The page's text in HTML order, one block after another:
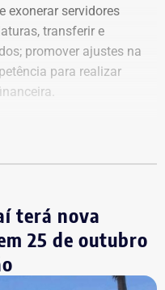
— ex-secretária
Roberto de Oliveira
Territorial), nome de
a saída do
exonerar servidores
transferir e
promover ajustes na
para realizar
Simões para a
Flávio
Leão na
terá nova
25 de outubro